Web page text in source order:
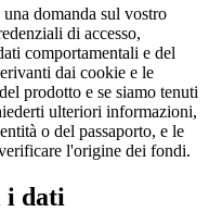
domanda sul vostro
di accesso,
comportamentali e del
dai cookie e le
prodotto e se siamo tenuti
ulteriori informazioni,
o del passaporto, e le
l'origine dei fondi.
i dati